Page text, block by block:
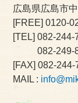
広島県広島市
[FREE]0120-
[TEL] 082-244-
082-249-
[FAX] 082-244-
MAIL :